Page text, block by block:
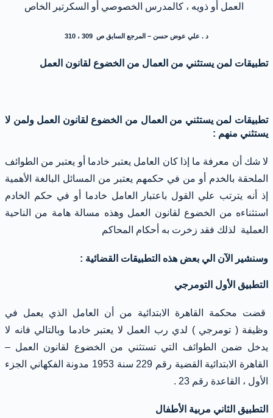
العمل أو ذويه ، كالمدرس الخصوصي أو السكرتير الخاص
د . علي عوض حسن – المرجع السابق ص 309 ، 310
تطبيقات لمن يستثني من العمال من الخضوع لقانون العمل
تطبيقات لمن يستثني من العمال من الخضوع لقانون العمل ولمن لا
يستثني منهم :
لا شك أن معرفة ما إذا كان العامل يعتبر خادما أو يعتبر من الطوائف
الملحقة بالخدم أو من في حكمهم يعتبر من المسائل البالغة الأهمية
إذ أنه يترتب علي القول باعتبار العامل خادما أو في حكم الخادم
استثناءه من الخضوع لقانون العمل وهذه مسالة هامة من الناحية
العملية لذلك فقد زخرت به أحكام المحاكم
وسنشير الآن الي بعض هذه التطبيقات القضائية :
التطبيق الأول التومرجي
قضت محكمة القاهرة الابتدائية من أن العامل الذي يعمل في
وظيفة ( تومرجي ) لدي رب العمل لا يعتبر خادما وبالتالي فانه لا
يدخل ضمن الطوائف التي تستثني من الخضوع لقانون العمل –
القاهرة الابتدائية القضية رقم 229 سنة 1953 مدونة الفكهاني الجزء
الأول ، القاعدة رقم 23 .
التطبيق الثاني مربية الأطفال